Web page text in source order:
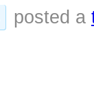
posted a